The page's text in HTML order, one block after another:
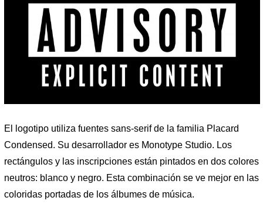
El logotipo utiliza fuentes sans-serif de la familia Placard
Condensed. Su desarrollador es Monotype Studio. Los
rectángulos y las inscripciones están pintados en dos colores
neutros: blanco y negro. Esta combinación se ve mejor en las
coloridas portadas de los álbumes de música.